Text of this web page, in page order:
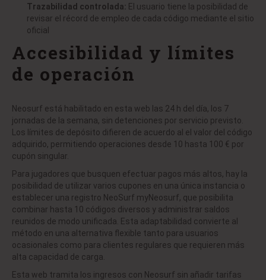
Trazabilidad controlada: El usuario tiene la posibilidad de
revisar el récord de empleo de cada código mediante el sitio
oficial
Accesibilidad y límites
de operación
Neosurf está habilitado en esta web las 24 h del día, los 7
jornadas de la semana, sin detenciones por servicio previsto.
Los límites de depósito difieren de acuerdo al el valor del código
adquirido, permitiendo operaciones desde 10 hasta 100 € por
cupón singular.
Para jugadores que busquen efectuar pagos más altos, hay la
posibilidad de utilizar varios cupones en una única instancia o
establecer una registro NeoSurf myNeosurf, que posibilita
combinar hasta 10 códigos diversos y administrar saldos
reunidos de modo unificada. Esta adaptabilidad convierte al
método en una alternativa flexible tanto para usuarios
ocasionales como para clientes regulares que requieren más
alta capacidad de carga.
Esta web tramita los ingresos con Neosurf sin añadir tarifas